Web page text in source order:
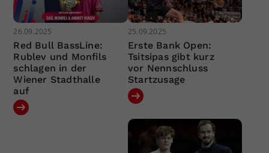
26.09.2025
Red Bull BassLine:
Rublev und Monfils
schlagen in der
Wiener Stadthalle
auf
25.09.2025
Erste Bank Open:
Tsitsipas gibt kurz
vor Nennschluss
Startzusage